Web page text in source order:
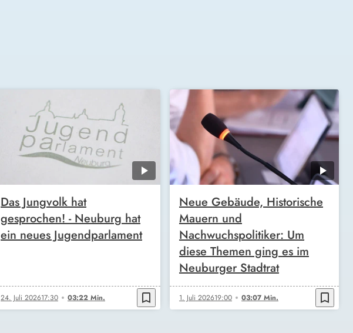
Das Jungvolk hat
gesprochen! - Neuburg hat
ein neues Jugendparlament
24. Juli 202617:30 03:22 Min. bookmark_border
Neue Gebäude, Historische
Mauern und
Nachwuchspolitiker: Um
diese Themen ging es im
Neuburger Stadtrat
1. Juli 202619:00 03:07 Min. bookmark_border